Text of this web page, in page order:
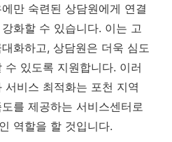
만 숙련된 상담원에게 연결
화할 수 있습니다. 이는 고
화하고, 상담원은 더욱 심도
있도록 지원합니다. 이러
비스 최적화는 포천 지역
를 제공하는 서비스센터로
역할을 할 것입니다.